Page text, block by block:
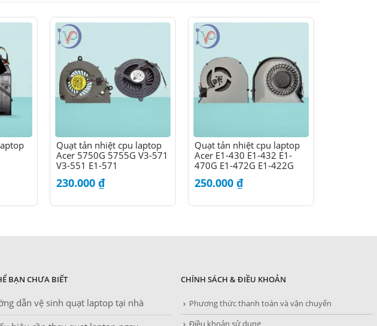
Quạt tản nhiệt cpu laptop
Acer 5750G 5755G V3-571
V3-551 E1-571
230.000₫
Quạt tản nhiệt cpu laptop
Acer E1-430 E1-432 E1-
470G E1-472G E1-422G
250.000₫
BẠN CHƯA BIẾT
dẫn vệ sinh quạt laptop tại nhà
CHÍNH SÁCH & ĐIỀU KHOẢN
Phương thức thanh toán và vận chuyển
Điều khoản sử dụng